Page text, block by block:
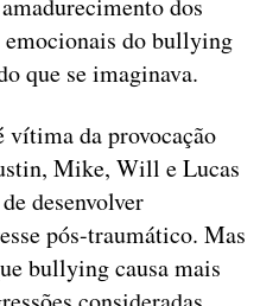
dos
emocionais do bullying
que se imaginava.
vítima da provocação
Mike, Will e Lucas
desenvolver
pós-traumático. Mas
bullying causa mais